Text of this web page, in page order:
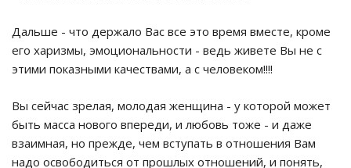
Дальше - что держало Вас все это время вместе, кроме
его харизмы, эмоциональности - ведь живете Вы не с
этими показными качествами, а с человеком!!!!
Вы сейчас зрелая, молодая женщина - у которой может
быть масса нового впереди, и любовь тоже - и даже
взаимная, но прежде, чем вступать в отношения Вам
надо освободиться от прошлых отношений, и понять,